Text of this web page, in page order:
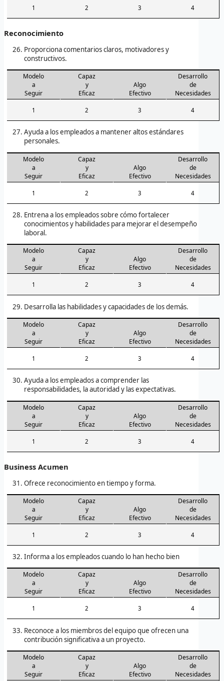
1 2 3 4
Reconocimiento
Proporciona comentarios claros, motivadores y
constructivos.
Modelo
a
Seguir
Capaz
y
Eficaz
Algo
Efectivo
Desarrollo
de
Necesidades
1 2 3 4
Ayuda a los empleados a mantener altos estándares
personales.
Modelo
a
Seguir
Capaz
y
Eficaz
Algo
Efectivo
Desarrollo
de
Necesidades
1 2 3 4
Entrena a los empleados sobre cómo fortalecer
conocimientos y habilidades para mejorar el desempeño
laboral.
Modelo
a
Seguir
Capaz
y
Eficaz
Algo
Efectivo
Desarrollo
de
Necesidades
1 2 3 4
Desarrolla las habilidades y capacidades de los demás.
Modelo
a
Seguir
Capaz
y
Eficaz
Algo
Efectivo
Desarrollo
de
Necesidades
1 2 3 4
Ayuda a los empleados a comprender las
responsabilidades, la autoridad y las expectativas.
Modelo
a
Seguir
Capaz
y
Eficaz
Algo
Efectivo
Desarrollo
de
Necesidades
1 2 3 4
Business Acumen
Ofrece reconocimiento en tiempo y forma.
Modelo
a
Seguir
Capaz
y
Eficaz
Algo
Efectivo
Desarrollo
de
Necesidades
1 2 3 4
Informa a los empleados cuando lo han hecho bien
Modelo
a
Seguir
Capaz
y
Eficaz
Algo
Efectivo
Desarrollo
de
Necesidades
1 2 3 4
Reconoce a los miembros del equipo que ofrecen una
contribución significativa a un proyecto.
Modelo
a
Seguir
Capaz
y
Eficaz
Algo
Efectivo
Desarrollo
de
Necesidades